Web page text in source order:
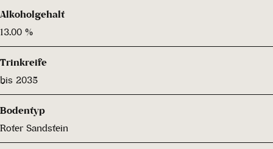
Alkoholgehalt
13.00 %
Trinkreife
bis 2035
Bodentyp
Roter Sandstein